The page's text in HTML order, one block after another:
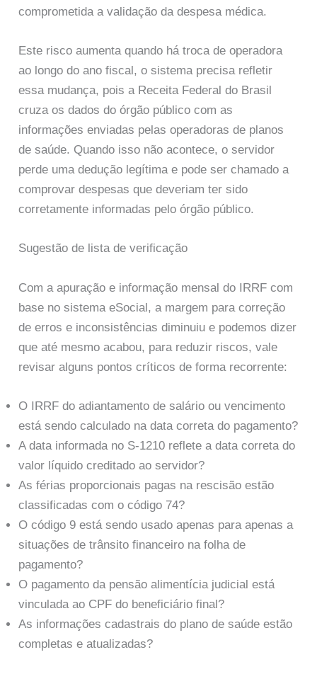
comprometida a validação da despesa médica.
Este risco aumenta quando há troca de operadora
ao longo do ano fiscal, o sistema precisa refletir
essa mudança, pois a Receita Federal do Brasil
cruza os dados do órgão público com as
informações enviadas pelas operadoras de planos
de saúde. Quando isso não acontece, o servidor
perde uma dedução legítima e pode ser chamado a
comprovar despesas que deveriam ter sido
corretamente informadas pelo órgão público.
Sugestão de lista de verificação
Com a apuração e informação mensal do IRRF com
base no sistema eSocial, a margem para correção
de erros e inconsistências diminuiu e podemos dizer
que até mesmo acabou, para reduzir riscos, vale
revisar alguns pontos críticos de forma recorrente:
O IRRF do adiantamento de salário ou vencimento
está sendo calculado na data correta do pagamento?
A data informada no S-1210 reflete a data correta do
valor líquido creditado ao servidor?
As férias proporcionais pagas na rescisão estão
classificadas com o código 74?
O código 9 está sendo usado apenas para apenas a
situações de trânsito financeiro na folha de
pagamento?
O pagamento da pensão alimentícia judicial está
vinculada ao CPF do beneficiário final?
As informações cadastrais do plano de saúde estão
completas e atualizadas?